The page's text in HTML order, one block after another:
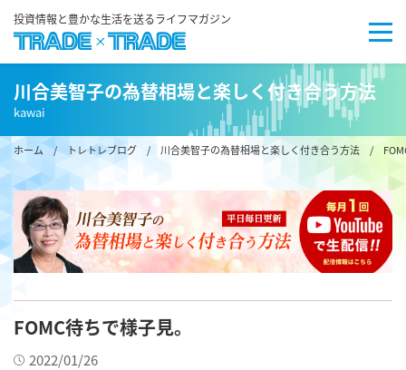
投資情報と豊かな生活を送るライフマガジン
川合美智子の為替相場と楽しく付き合う方法
kawai
ホーム/ トレトレブログ / 川合美智子の為替相場と楽しく付き合う方法 /
FOMC待ちで様子見。
2022/01/26